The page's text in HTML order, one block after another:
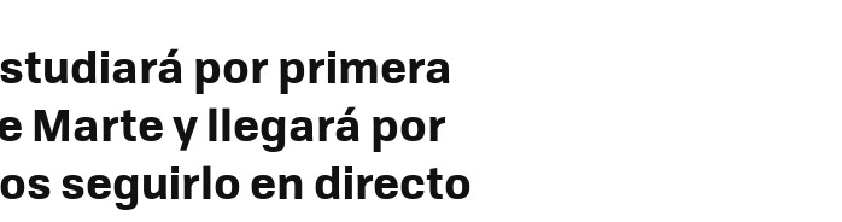
por primera
Marte y llegará por
seguirlo en directo